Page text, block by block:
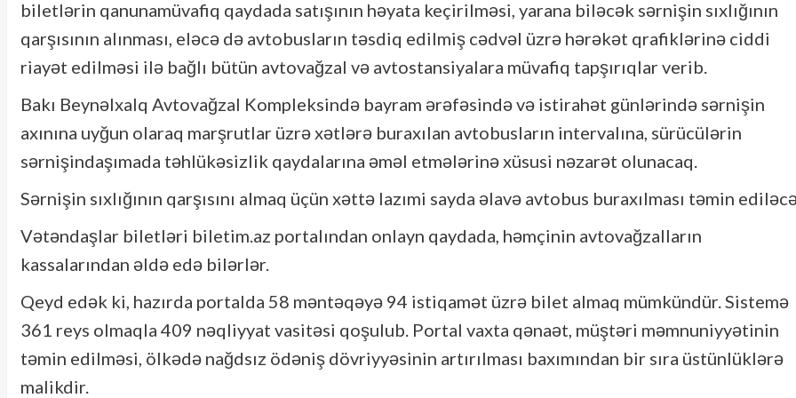
biletlərin qanunamüvafiq qaydada satışının həyata keçirilməsi, yarana biləcək sərnişin sıxlığının
qarşısının alınması, eləcə də avtobusların təsdiq edilmiş cədvəl üzrə hərəkət qrafiklərinə ciddi
riayət edilməsi ilə bağlı bütün avtovağzal və avtostansiyalara müvafiq tapşırıqlar verib.
Bakı Beynəlxalq Avtovağzal Kompleksində bayram ərəfəsində və istirahət günlərində sərnişin
axınına uyğun olaraq marşrutlar üzrə xətlərə buraxılan avtobusların intervalına, sürücülərin
sərnişindaşımada təhlükəsizlik qaydalarına əməl etmələrinə xüsusi nəzarət olunacaq.
Sərnişin sıxlığının qarşısını almaq üçün xəttə lazımi sayda əlavə avtobus buraxılması təmin
Vətəndaşlar biletləri biletim.az portalından onlayn qaydada, həmçinin avtovağzalların
kassalarından əldə edə bilərlər.
Qeyd edək ki, hazırda portalda 58 məntəqəyə 94 istiqamət üzrə bilet almaq mümkündür. Sistemə
361 reys olmaqla 409 nəqliyyat vasitəsi qoşulub. Portal vaxta qənaət, müştəri məmnuniyyətinin
təmin edilməsi, ölkədə nağdsız ödəniş dövriyyəsinin artırılması baxımından bir sıra üstünlüklərə
malikdir.